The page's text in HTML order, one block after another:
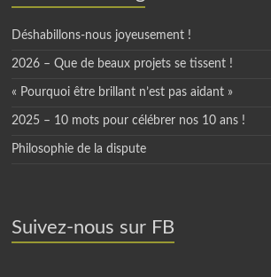
Déshabillons-nous joyeusement !
2026 – Que de beaux projets se tissent !
« Pourquoi être brillant n’est pas aidant »
2025 – 10 mots pour célébrer nos 10 ans !
Philosophie de la dispute
Suivez-nous sur FB